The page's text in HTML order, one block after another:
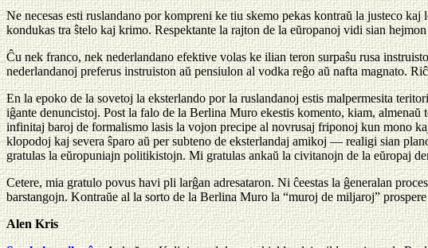
Ne necesas esti ruslandano por kompreni ke tiu skemo pekas kontraŭ la justeco
kondukas tra ŝtelo kaj krimo. Respektante la rajton de la eŭropanoj vidi sian
Ĉu nek franco, nek nederlandano efektive volas ke ilian teron surpaŝu rusa
nederlandanoj preferus instruiston aŭ pensiulon al vodka reĝo aŭ nafta magnato.
En la epoko de la sovetoj la eksterlando por la ruslandanoj estis malpermesita
iĝante denuncistoj. Post la falo de la Berlina Muro ekestis komento, kiam,
infinitaj baroj de formalismo lasis la vojon precipe al novrusaj friponoj kun mono
klopodoj kaj severa ŝparo aŭ per subteno de eksterlandaj amikoj — realigi sian
gratulas la eŭropuniajn politikistojn. Mi gratulas ankaŭ la civitanojn de la eŭropaj
Cetere, mia gratulo povus havi pli larĝan adresataron. Ni ĉeestas la ĝeneralan
barstangojn. Kontraŭe al la sorto de la Berlina Muro la “muroj de miljaroj”
Alen Kris